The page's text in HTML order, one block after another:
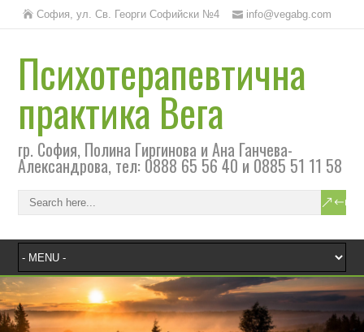
София, ул. Св. Георги Софийски №4 info@vegabg.com
Психотерапевтична
практика Вега
гр. София, Полина Гиргинова и Ана Ганчева-
Александрова, тел: 0888 65 56 40 и 0885 51 11 58